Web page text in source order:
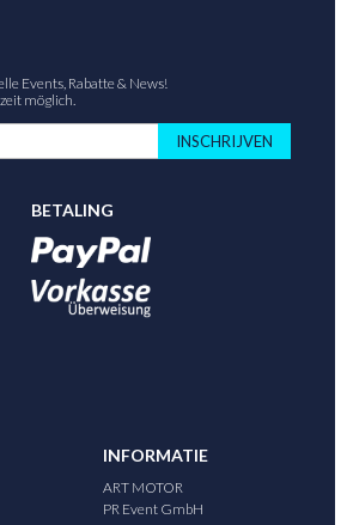
Events, Rabatte & News!
möglich.
INSCHRIJVEN
BETALING
INFORMATIE
ART MOTOR
PR Event GmbH